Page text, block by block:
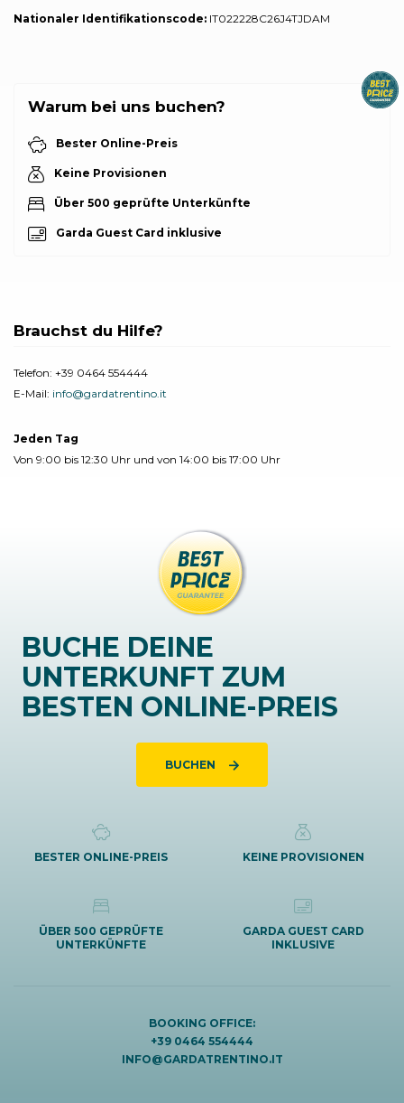
Nationaler Identifikationscode: IT022228C26J4TJDAM
Warum bei uns buchen?
Bester Online-Preis
Keine Provisionen
Über 500 geprüfte Unterkünfte
Garda Guest Card inklusive
Brauchst du Hilfe?
Telefon: +39 0464 554444
E-Mail: info@gardatrentino.it
Jeden Tag
Von 9:00 bis 12:30 Uhr und von 14:00 bis 17:00 Uhr
BUCHE DEINE
UNTERKUNFT ZUM
BESTEN ONLINE-PREIS
BUCHEN
BESTER ONLINE-PREIS KEINE PROVISIONEN
ÜBER 500 GEPRÜFTE
UNTERKÜNFTE
GARDA GUEST CARD
INKLUSIVE
BOOKING OFFICE:
+39 0464 554444
INFO@GARDATRENTINO.IT